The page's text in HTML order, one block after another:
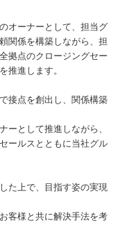
オーナーとして、担当グ
関係を構築しながら、担
拠点のクロージングセー
推進します。
接点を創出し、関係構築
ーとして推進しながら、
ールスとともに当社グル
た上で、目指す姿の実現
客様と共に解決手法を考